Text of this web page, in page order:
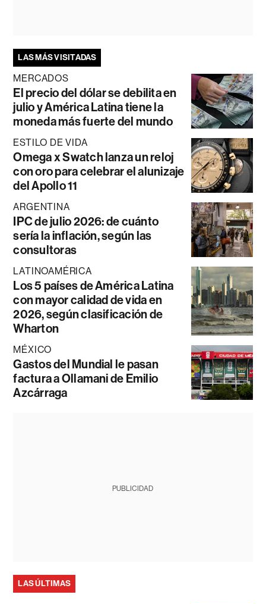
LAS MÁS VISITADAS
MERCADOS
El precio del dólar se debilita en
julio y América Latina tiene la
moneda más fuerte del mundo
ESTILO DE VIDA
Omega x Swatch lanza un reloj
con oro para celebrar el alunizaje
del Apollo 11
ARGENTINA
IPC de julio 2026: de cuánto
sería la inflación, según las
consultoras
LATINOAMÉRICA
Los 5 países de América Latina
con mayor calidad de vida en
2026, según clasificación de
Wharton
MÉXICO
Gastos del Mundial le pasan
factura a Ollamani de Emilio
Azcárraga
PUBLICIDAD
LAS ÚLTIMAS